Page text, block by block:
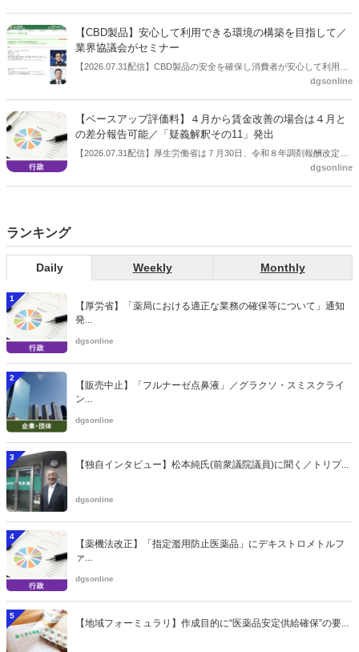
【CBD製品】安心して利用できる環境の構築を目指して／
業界協議会がセミナー
【2026.07.31配信】CBD製品の安全を確保し消費者が安心して利用で
きる環境を構築することを目的に設立された団体である一般社団法人
に開かれた「第26回JAPANドラッグストアショー」のビジネスセミナ
ーとして開いたもの。
dgsonline
【ベースアップ評価料】４月から賃金改善の場合は４月と
の差分報告可能／「疑義解釈その11」発出
【2026.07.31配信】厚生労働省は７月30日、令和８年調剤報酬改定の
dgsonline
ランキング
Daily Weekly Monthly
1
【厚労省】「薬局における適正な業務の確保等について」通知
発...
dgsonline
2
【販売中止】「フルナーゼ点鼻液」／グラクソ・スミスクライ
ン...
dgsonline
3
【独自インタビュー】松本純氏(前衆議院議員)に聞く／トリプ...
dgsonline
4
【薬機法改正】「指定濫用防止医薬品」にデキストロメトルフ
ァ...
dgsonline
5
【地域フォーミュラリ】作成目的に“医薬品安定供給確保”の要...